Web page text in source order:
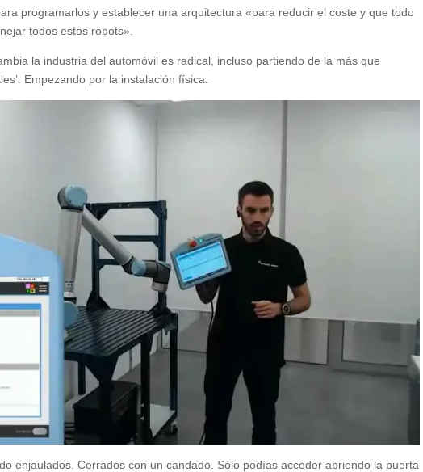
programarlos y establecer una arquitectura «para reducir el coste y que todo
todos estos robots».
la industria del automóvil es radical, incluso partiendo de la más que
Empezando por la instalación física.
enjaulados. Cerrados con un candado. Sólo podías acceder abriendo la puerta